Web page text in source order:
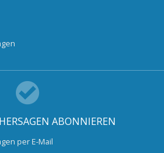
ABONNIEREN
per E-Mail